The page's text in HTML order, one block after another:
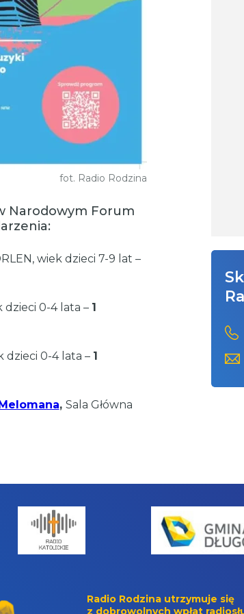
fot. Radio Rodzina
Narodowym Forum
wiek dzieci 7-9 lat –
dzieci 0-4 lata – 1
dzieci 0-4 lata – 1
, Sala Główna
Radio Rodzina utrzymuje się
z dobrowolnych wpłat